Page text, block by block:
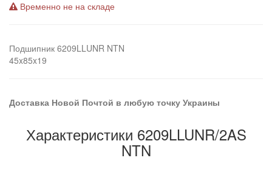
Временно не на складе
Подшипник 6209LLUNR NTN
45x85x19
Доставка Новой Почтой в любую точку Украины
Характеристики 6209LLUNR/2AS
NTN